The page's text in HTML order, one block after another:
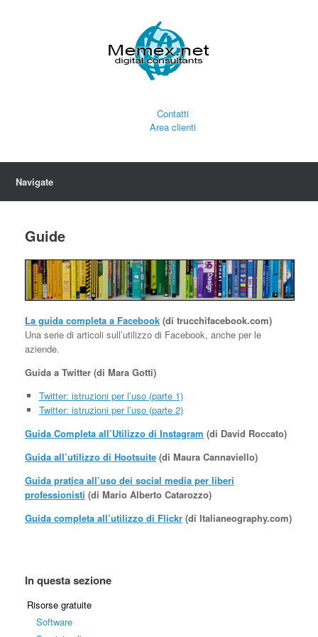
Contatti
Area clienti
Navigate
Guide
La guida completa a Facebook (di trucchifacebook.com)
Una serie di articoli sull’utilizzo di Facebook, anche per le
aziende.
Guida a Twitter (di Mara Gotti)
Twitter: istruzioni per l’uso (parte 1)
Twitter: istruzioni per l’uso (parte 2)
Guida Completa all’Utilizzo di Instagram (di David Roccato)
Guida all’utilizzo di Hootsuite (di Maura Cannaviello)
Guida pratica all’uso dei social media per liberi
professionisti (di Mario Alberto Catarozzo)
Guida completa all’utilizzo di Flickr (di Italianeography.com)
In questa sezione
Risorse gratuite
Software